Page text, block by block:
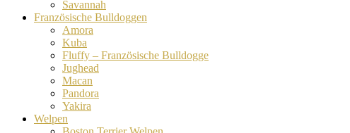
Savannah
Französische Bulldoggen
Amora
Kuba
Fluffy – Französische Bulldogge
Jughead
Macan
Pandora
Yakira
Welpen